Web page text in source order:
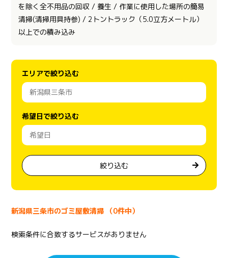
を除く全不用品の回収 / 養生 / 作業に使用した場所の簡易
清掃(清掃用具持参) / 2トントラック（5.0立方メートル）
以上での積み込み
エリアで絞り込む
希望日で絞り込む
絞り込む
新潟県三条市のゴミ屋敷清掃 （0件中）
検索条件に合致するサービスがありません